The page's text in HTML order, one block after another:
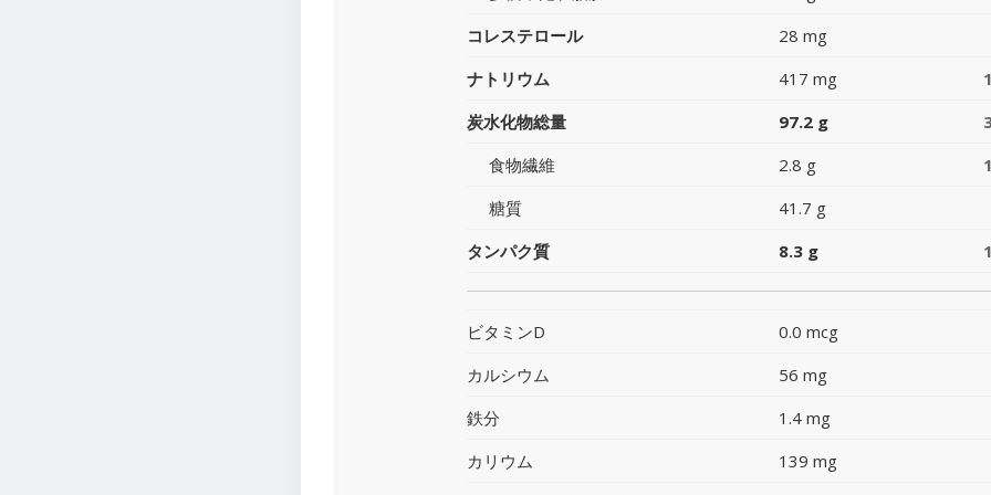
コレステロール
28 mg
ナトリウム
417 mg
炭水化物総量
97.2 g
食物繊維
2.8 g
糖質
41.7 g
タンパク質
8.3 g
ビタミンD
0.0 mcg
カルシウム
56 mg
鉄分
1.4 mg
カリウム
139 mg